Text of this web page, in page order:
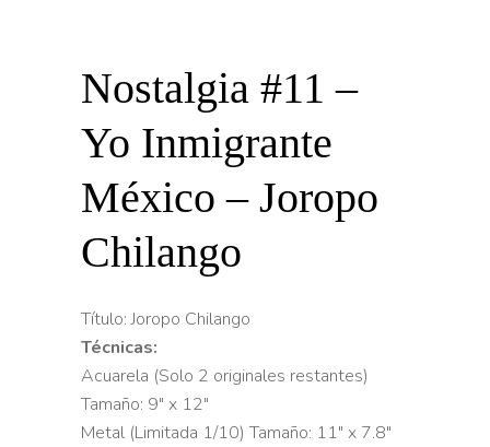
Nostalgia #11 –
Yo Inmigrante
México – Joropo
Chilango
Título: Joropo Chilango
Técnicas:
Acuarela (Solo 2 originales restantes)
Tamaño: 9″ x 12″
Metal (Limitada 1/10) Tamaño: 11″ x 7.8″